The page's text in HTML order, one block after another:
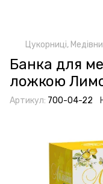
Цукорниці,
Банка для
ложкою
Артикул: 700-04-22